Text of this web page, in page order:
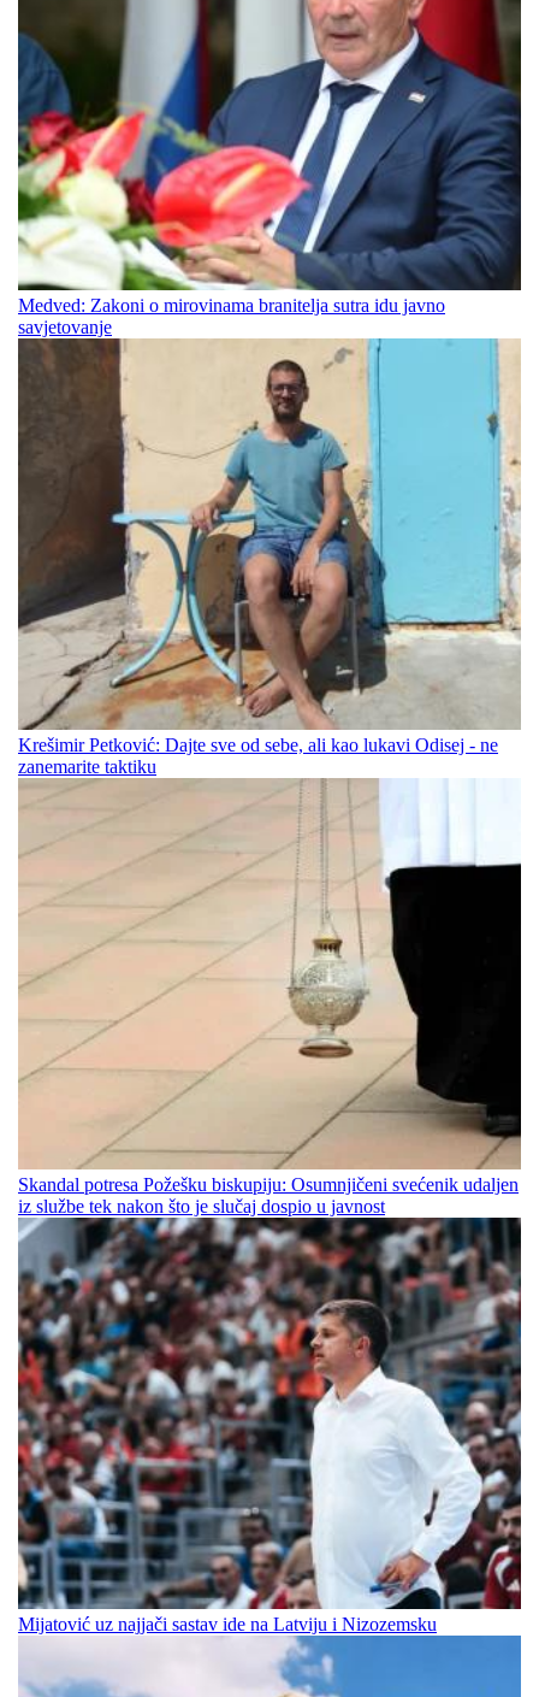
Medved: Zakoni o mirovinama branitelja sutra idu javno
savjetovanje
Krešimir Petković: Dajte sve od sebe, ali kao lukavi Odisej - ne
zanemarite taktiku
Skandal potresa Požešku biskupiju: Osumnjičeni svećenik udaljen
iz službe tek nakon što je slučaj dospio u javnost
Mijatović uz najjači sastav ide na Latviju i Nizozemsku